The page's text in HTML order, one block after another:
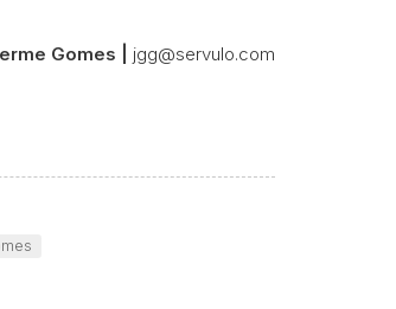
Gomes | jgg@servulo.com